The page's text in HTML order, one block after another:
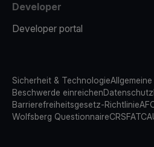
Developer
Developer portal
Sicherheit & Technologie
Beschwerde einreichen
Barrierefreiheitsgesetz-Richtlinie
Wolfsberg QuestionnaireCRSFATCA